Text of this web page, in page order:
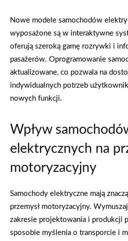
Nowe modele samochodów
wyposażone są w interaktywne
oferują szeroką gamę rozrywki i
pasażerów. Oprogramowanie
aktualizowane, co pozwala na
indywidualnych potrzeb
nowych funkcji.
Wpływ
elektrycznych na
motoryzacyjny
Samochody elektryczne mają
przemysł motoryzacyjny.
zakresie projektowania i produkcji
sposobie myślenia o transporcie i